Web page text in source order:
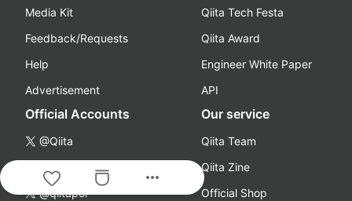
more_horiz
Media Kit
Feedback/Requests
Help
Advertisement
Qiita Tech Festa
Qiita Award
Engineer White Paper
API
Official Accounts
@Qiita
@qiita_milestone
@qiitapoi
Our service
Qiita Team
Qiita Zine
Official Shop